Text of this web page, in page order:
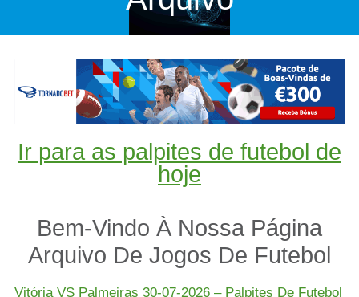
Ir para as palpites de futebol de
hoje
Bem-Vindo À Nossa Página
Arquivo De Jogos De Futebol
Vitória VS Palmeiras 30-07-2026 – Palpites De Futebol